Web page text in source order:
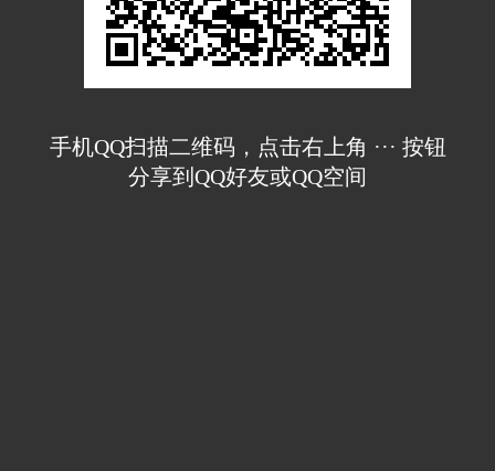
手机QQ扫描二维码，点击右上角 ··· 按钮
分享到QQ好友或QQ空间